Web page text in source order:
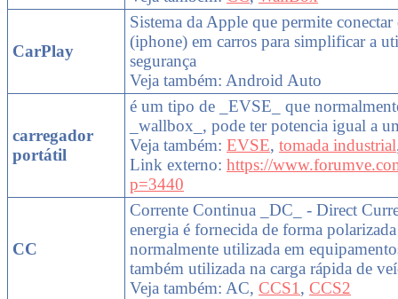
CarPlay
Sistema da Apple que permite
(iphone) em carros para simplificar a
segurança
Veja também: Android Auto
carregador
portátil
é um tipo de _EVSE_ que
_wallbox_, pode ter potencia igual a
Veja também: EVSE, tomada industrial
Link externo: https://
p=3440
CC
Corrente Continua _DC_ - Direct
energia é fornecida de forma
normalmente utilizada em
também utilizada na carga rápida de
Veja também: AC, CCS1, CCS2